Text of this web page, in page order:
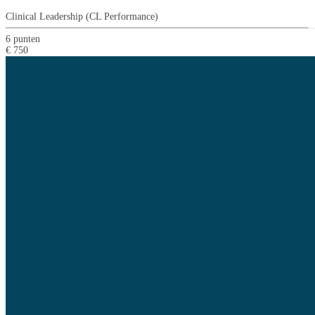
Clinical Leadership (CL Performance)
6 punten
€ 750